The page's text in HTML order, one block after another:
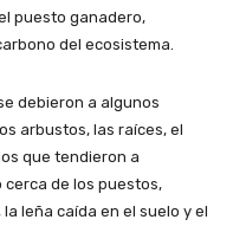
puesto ganadero,
del ecosistema.
debieron a algunos
arbustos, las raíces, el
que tendieron a
de los puestos,
leña caída en el suelo y el